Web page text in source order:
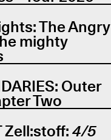
The Angry
mighty
Outer
Two
Zell:stoff: 4/5